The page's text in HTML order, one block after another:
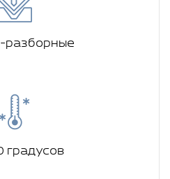
разборные
градусов